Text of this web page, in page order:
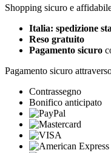
Shopping sicuro e
Italia: spedizione
Reso gratuito
Pagamento sicuro
Pagamento sicuro
Contrassegno
Bonifico anticipato